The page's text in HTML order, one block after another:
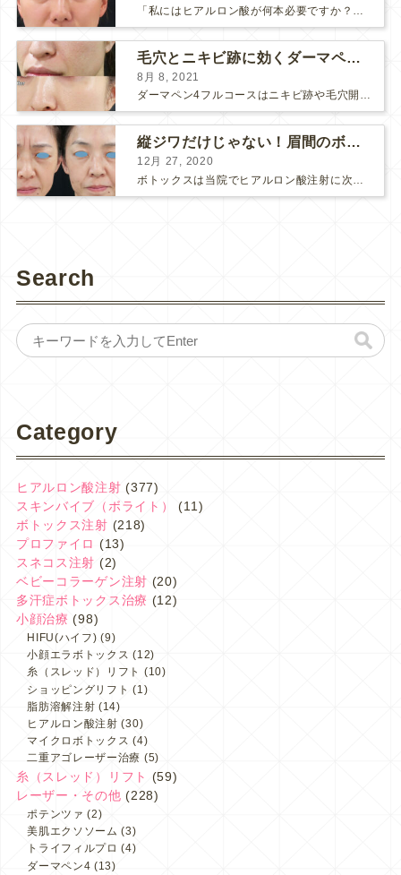
「私にはヒアルロン酸が何本必要ですか？」 診察の時によく聞かれますが、なかなか難しい質問です。 どこまでこだわってキレイにしたいかによって 使うヒアルロン酸の量が変わるからです。 前回もご紹介させ...
毛穴とニキビ跡に効くダーマペン４フルコース
8月 8, 2021
ダーマペン4フルコースはニキビ跡や毛穴開きで悩まれている方に自信を持ってお勧めできる美肌治療です。 ↑ ダーマペン4フルコースを4回行いました。 ニキビ跡と毛穴開きが改善して肌のキメが整いまし...
縦ジワだけじゃない！眉間のボトックス注射
12月 27, 2020
Search
Category
ヒアルロン酸注射 (377)
スキンバイブ（ボライト）
(11)
ボトックス注射 (218)
プロファイロ (13)
スネコス注射 (2)
ベビーコラーゲン注射 (20)
多汗症ボトックス治療 (12)
小顔治療 (98)
HIFU(ハイフ) (9)
小顔エラボトックス (12)
糸（スレッド）リフト (10)
ショッピングリフト (1)
脂肪溶解注射 (14)
ヒアルロン酸注射 (30)
マイクロボトックス (4)
二重アゴレーザー治療 (5)
糸（スレッド）リフト
(59)
レーザー・その他 (228)
ポテンツァ (2)
美肌エクソソーム (3)
トライフィルプロ (4)
ダーマペン4 (13)